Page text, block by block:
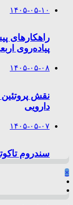
۱۴۰۵-۰۵-۱۰
راهکارهای
پیاده‌روی
۱۴۰۵-۰۵-۰۸
نقش پروتئین
دارویی
۱۴۰۵-۰۵-۰۷
سندروم
×